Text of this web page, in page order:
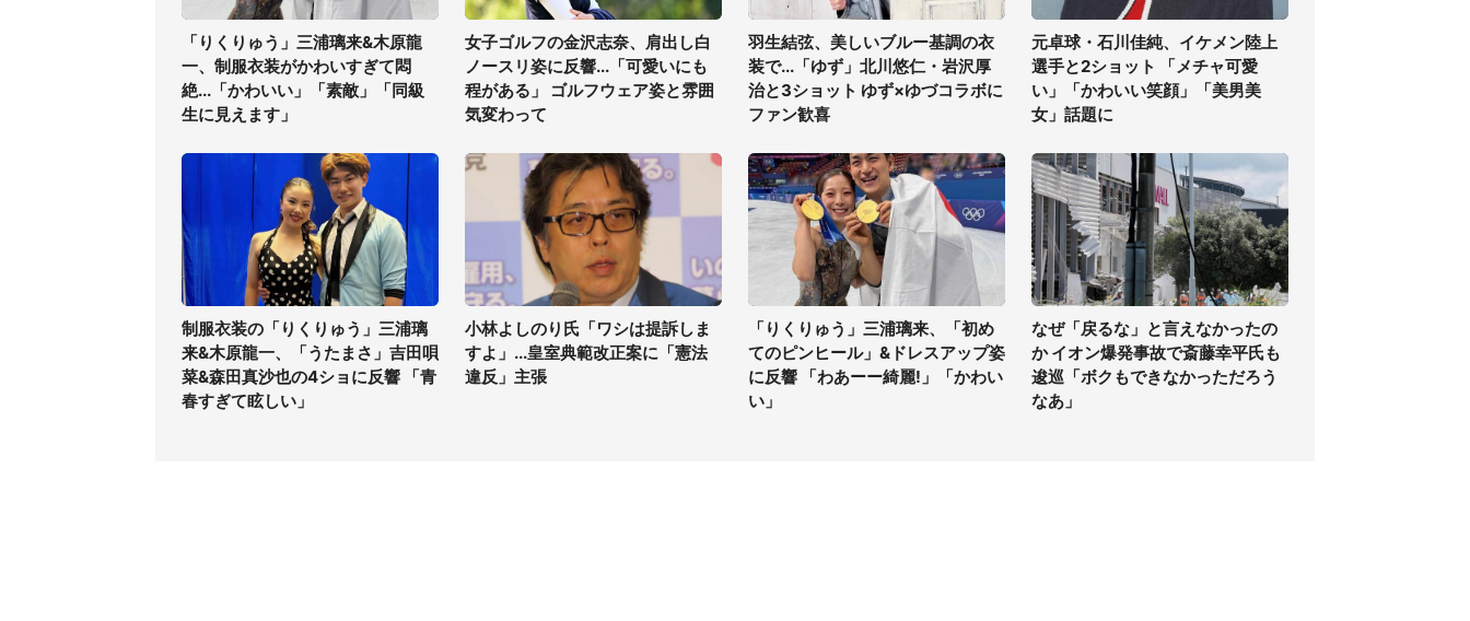
「りくりゅう」三浦璃来&木原龍
一、制服衣装がかわいすぎて悶
絶...「かわいい」「素敵」「同級
生に見えます」
女子ゴルフの金沢志奈、肩出し白
ノースリ姿に反響...「可愛いにも
程がある」 ゴルフウェア姿と雰囲
気変わって
羽生結弦、美しいブルー基調の衣
装で...「ゆず」北川悠仁・岩沢厚
治と3ショット ゆず×ゆづコラボに
ファン歓喜
元卓球・石川佳純、イケメン陸上
選手と2ショット 「メチャ可愛
い」「かわいい笑顔」「美男美
女」話題に
制服衣装の「りくりゅう」三浦璃
来&木原龍一、「うたまさ」吉田唄
菜&森田真沙也の4ショに反響 「青
春すぎて眩しい」
小林よしのり氏「ワシは提訴しま
すよ」...皇室典範改正案に「憲法
違反」主張
「りくりゅう」三浦璃来、「初め
てのピンヒール」&ドレスアップ姿
に反響 「わあーー綺麗!」「かわい
い」
なぜ「戻るな」と言えなかったの
か イオン爆発事故で斎藤幸平氏も
逡巡「ボクもできなかっただろう
なあ」